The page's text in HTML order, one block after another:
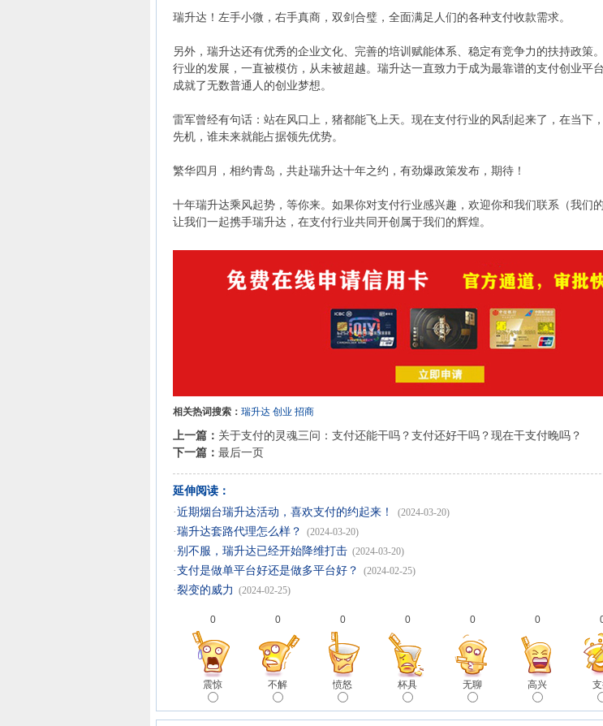
瑞升达！左手小微，右手真商，双剑合璧，全面满足人们的各种支付收款需求。
另外，瑞升达还有优秀的企业文化、完善的培训赋能体系、稳定有竞争力的扶持政策
行业的发展，一直被模仿，从未被超越。瑞升达一直致力于成为最靠谱的支付创业平
成就了无数普通人的创业梦想。
雷军曾经有句话：站在风口上，猪都能飞上天。现在支付行业的风刮起来了，在当下
先机，谁未来就能占据领先优势。
繁华四月，相约青岛，共赴瑞升达十年之约，有劲爆政策发布，期待！
十年瑞升达乘风起势，等你来。如果你对支付行业感兴趣，欢迎你和我们联系（我们
让我们一起携手瑞升达，在支付行业共同开创属于我们的辉煌。
相关热词搜索： 瑞升达 创业 招商
上一篇： 关于支付的灵魂三问：支付还能干吗？支付还好干吗？现在干支付晚吗？
下一篇： 最后一页
延伸阅读：
·近期烟台瑞升达活动，喜欢支付的约起来！ (2024-03-20)
·瑞升达套路代理怎么样？ (2024-03-20)
·别不服，瑞升达已经开始降维打击 (2024-03-20)
·支付是做单平台好还是做多平台好？ (2024-02-25)
·裂变的威力 (2024-02-25)
0
震惊
0
不解
0
愤怒
0
杯具
0
无聊
0
高兴